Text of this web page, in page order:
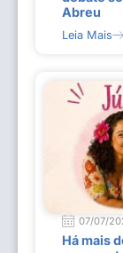
Abreu
Leia Mais
07/07/
Há mais